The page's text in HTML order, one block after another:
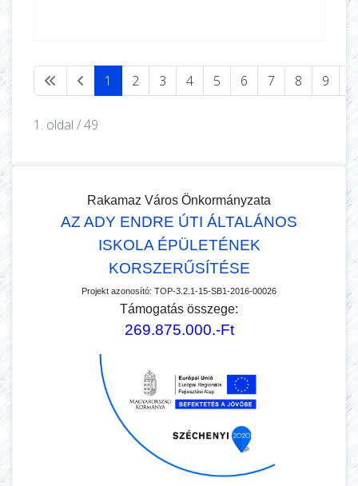
1 2 3 4 5 6 7 8 9
1. oldal / 49
Rakamaz Város Önkormányzata
AZ ADY ENDRE ÚTI ÁLTALÁNOS
ISKOLA ÉPÜLETÉNEK
KORSZERŰSÍTÉSE
Projekt azonosító: TOP-3.2.1-15-SB1-2016-00026
Támogatás összege:
269.875.000.-Ft